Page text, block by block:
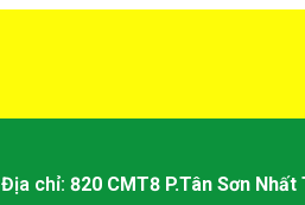
Địa chỉ: 820 CMT8 P.Tân Sơn Nhất